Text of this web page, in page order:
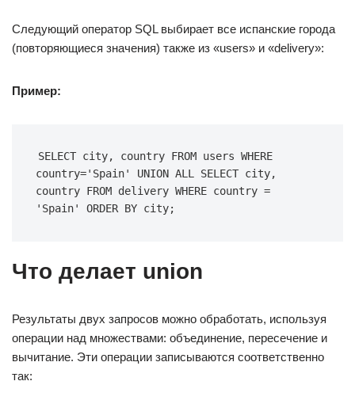
Следующий оператор SQL выбирает все испанские города
(повторяющиеся значения) также из «users» и «delivery»:
Пример:
SELECT city, country FROM users WHERE
country='Spain' UNION ALL SELECT city,
country FROM delivery WHERE country =
'Spain' ORDER BY city;
Что делает union
Результаты двух запросов можно обработать, используя
операции над множествами: объединение, пересечение и
вычитание. Эти операции записываются соответственно
так: